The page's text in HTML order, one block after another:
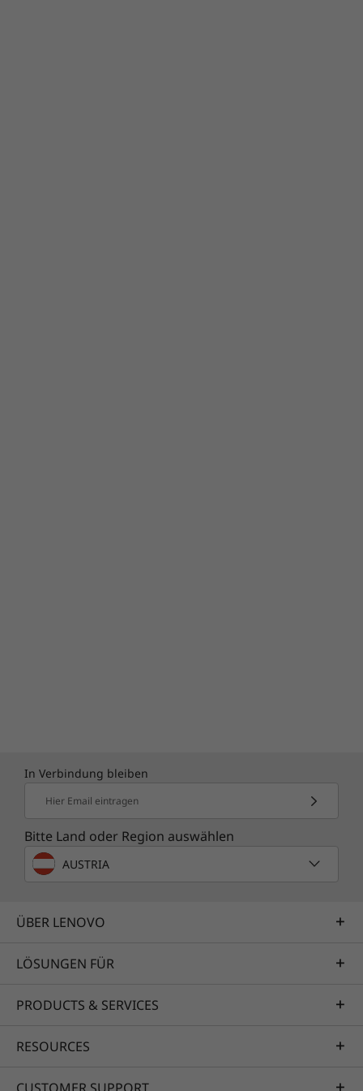
In Verbindung bleiben
Hier Email eintragen
Bitte Land oder Region auswählen
AUSTRIA
ÜBER LENOVO
LÖSUNGEN FÜR
PRODUCTS & SERVICES
RESOURCES